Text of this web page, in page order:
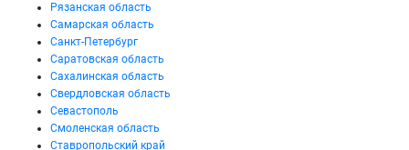
Рязанская область
Самарская область
Санкт-Петербург
Саратовская область
Сахалинская область
Свердловская область
Севастополь
Смоленская область
Ставропольский край